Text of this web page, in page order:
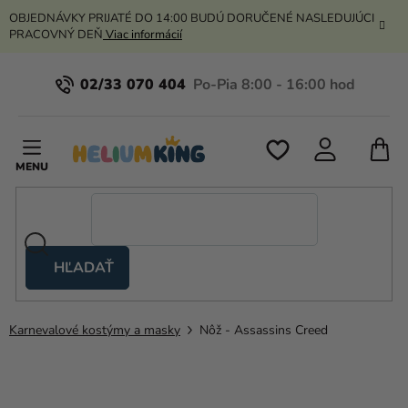
Prejsť
na
OBJEDNÁVKY PRIJATÉ DO 14:00 BUDÚ DORUČENÉ NASLEDUJÚCI
PRACOVNÝ DEŇ Viac informácií
02/33 070 404
HĽADAŤ
stany
Kanekalon
Karnevalové kostýmy a masky Nôž - Assassins Creed